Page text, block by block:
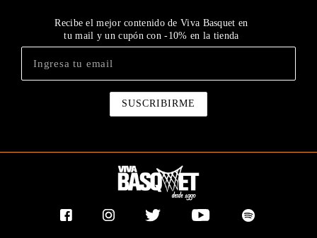
Recibe el mejor contenido de Viva Basquet en
tu mail y un cupón con -10% en la tienda